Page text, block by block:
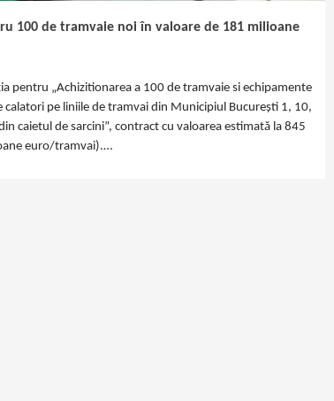
100 de tramvaie noi în valoare de 181 milioane
pentru „Achizitionarea a 100 de tramvaie si echipamente
pe liniile de tramvai din Municipiul București 1, 10,
caietul de sarcini”, contract cu valoarea estimată la 845
euro/tramvai).…